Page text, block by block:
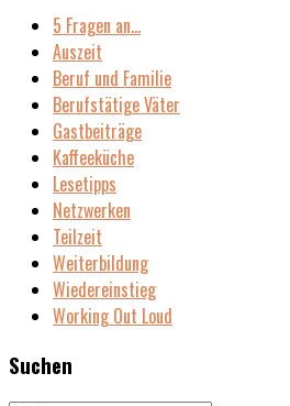
5 Fragen an…
Auszeit
Beruf und Familie
Berufstätige Väter
Gastbeiträge
Kaffeeküche
Lesetipps
Netzwerken
Teilzeit
Weiterbildung
Wiedereinstieg
Working Out Loud
Suchen